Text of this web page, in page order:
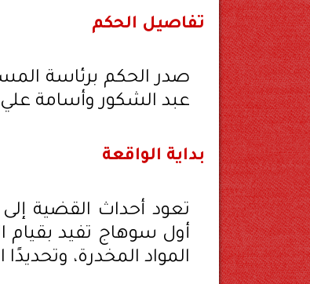
تفاصيل الحكم
صدر الحكم برئاسة
عبد الشكور وأسامة
بداية الواقعة
المواد المخدرة،